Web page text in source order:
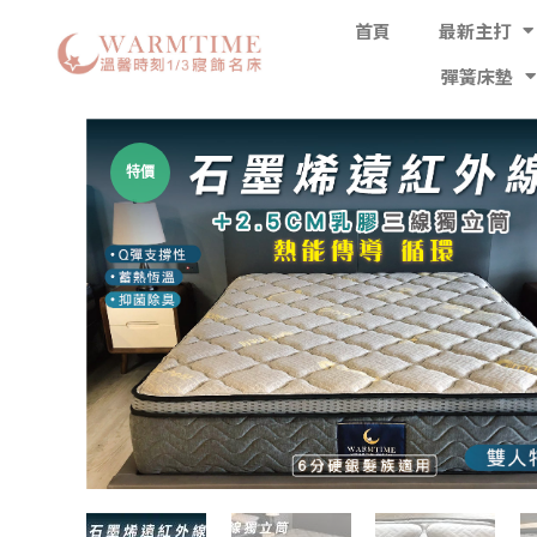
首頁
最新主打
彈簧床墊
特價